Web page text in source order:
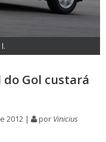
Gol custará
2012 | por Vinicius